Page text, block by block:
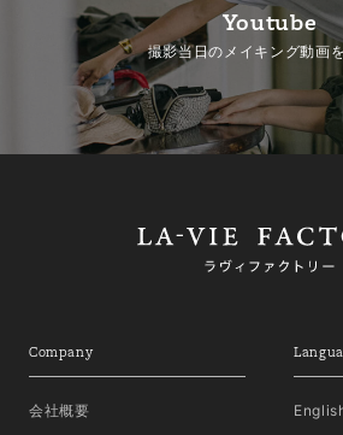
Youtube
撮影当日のメイキング動画
Company
会社概要